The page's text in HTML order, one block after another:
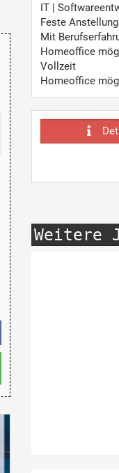
IT |
Feste Anstellung
Mit
Homeoffice
Vollzeit
Homeoffice
Weitere